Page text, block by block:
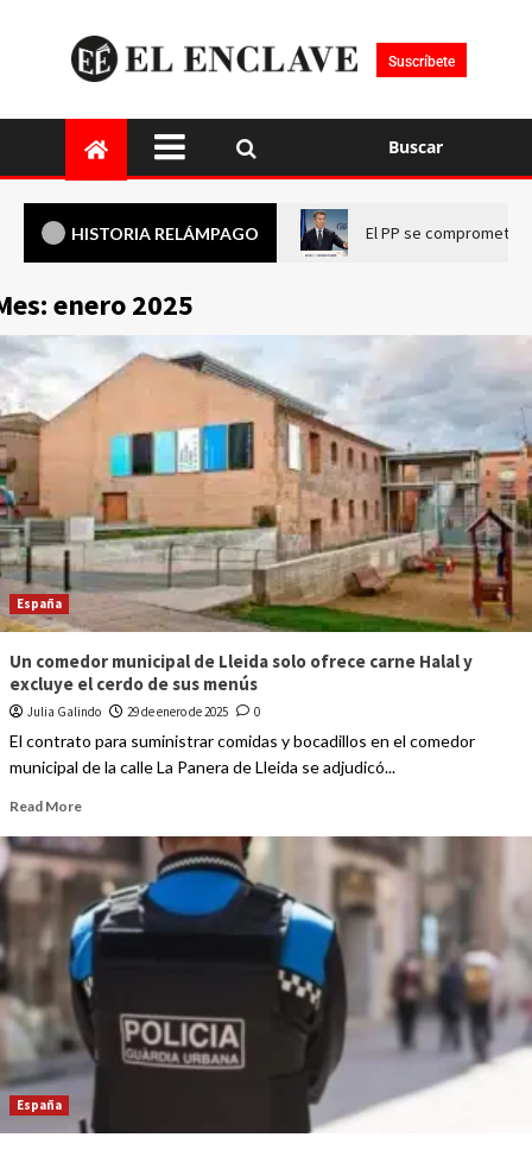
Suscríbete
Buscar
HISTORIA RELÁMPAGO El PP se compromete
enero 2025
España
Un comedor municipal de Lleida solo ofrece carne Halal y
excluye el cerdo de sus menús
Julia Galindo 29 de enero de 2025 0
El contrato para suministrar comidas y bocadillos en el comedor
municipal de la calle La Panera de Lleida se adjudicó...
Read More
España